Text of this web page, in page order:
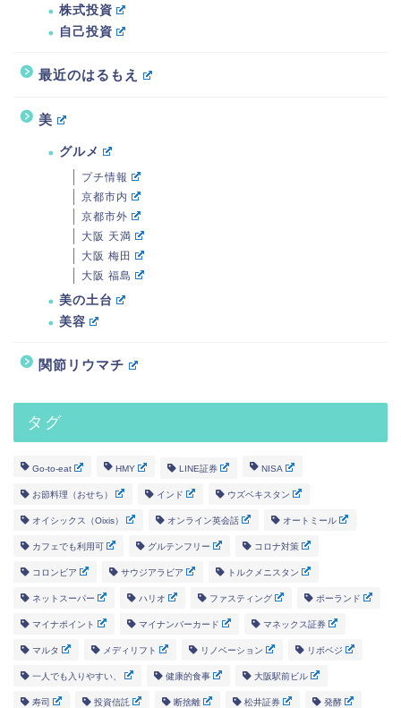
株式投資
自己投資
最近のはるもえ
美
グルメ
プチ情報
京都市内
京都市外
大阪 天満
大阪 梅田
大阪 福島
美の土台
美容
関節リウマチ
タグ
Go-to-eat HMY LINE証券 NISA
お節料理（おせち） インド ウズベキスタン
オイシックス（Oixis） オンライン英会話 オートミール
カフェでも利用可 グルテンフリー コロナ対策
コロンビア サウジアラビア トルクメニスタン
ネットスーパー ハリオ ファスティング ポーランド
マイナポイント マイナンバーカード マネックス証券
マルタ メディリフト リノベーション リボベジ
一人でも入りやすい、 健康的食事 大阪駅前ビル
寿司 投資信託 断捨離 松井証券 発酵